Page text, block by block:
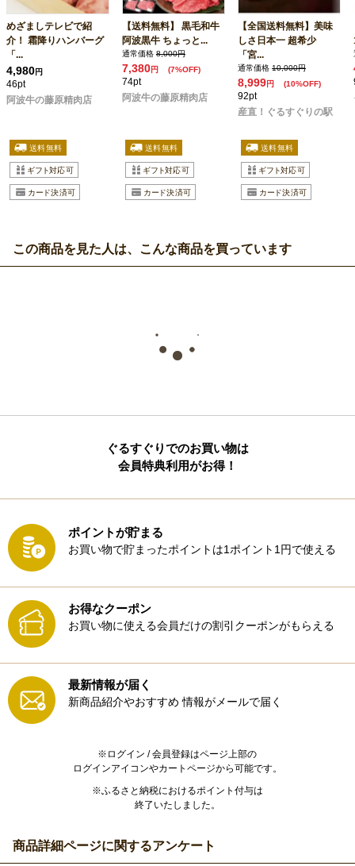
めざましテレビで紹
介！ 霜降りハンバーグ
「...
4,980円
46pt
阿波牛の藤原精肉店
【送料無料】 黒毛和牛
阿波黒牛 ちょっと...
通常価格 8,000円
7,380円 (7%OFF)
74pt
阿波牛の藤原精肉店
【全国送料無料】美味
しさ日本一 超希少
「宮...
通常価格 10,000円
8,999円 (10%OFF)
92pt
産直！ぐるすぐりの駅
この商品を見た人は、こんな商品を買っています
ぐるすぐりでのお買い物は
会員特典利用がお得！
ポイントが貯まる
お買い物で貯まったポイントは1ポイント1円で使える
お得なクーポン
お買い物に使える会員だけの割引クーポンがもらえる
最新情報が届く
新商品紹介やおすすめ 情報がメールで届く
※ログイン / 会員登録はページ上部の
ログインアイコンやカートページから可能です。
※ふるさと納税におけるポイント付与は
終了いたしました。
商品詳細ページに関するアンケート